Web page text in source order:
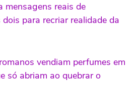
mensagens reais de
para recriar realidade da
vendiam perfumes em
só abriam ao quebrar o